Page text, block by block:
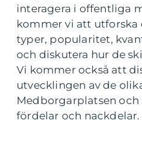
interagera i offentliga
kommer vi att utforska
typer, popularitet,
och diskutera hur de
Vi kommer också att
utvecklingen av de
Medborgarplatsen och
fördelar och nackdelar.